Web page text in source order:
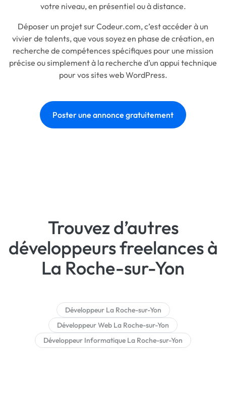
votre niveau, en présentiel ou à distance.
Déposer un projet sur Codeur.com, c’est accéder à un
vivier de talents, que vous soyez en phase de création, en
recherche de compétences spécifiques pour une mission
précise ou simplement à la recherche d’un appui technique
pour vos sites web WordPress.
Poster une annonce gratuitement
Trouvez d’autres
développeurs freelances à
La Roche-sur-Yon
Développeur La Roche-sur-Yon
Développeur Web La Roche-sur-Yon
Développeur Informatique La Roche-sur-Yon